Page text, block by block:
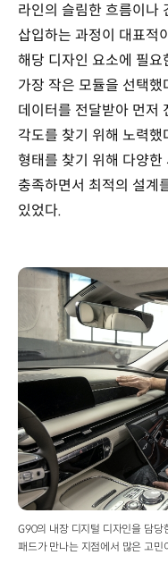
라인의 슬림한 흐름이나
삽입하는 과정이 대표적
해당 디자인 요소에 필
가장 작은 모듈을 선택했
데이터를 전달받아 먼저
각도를 찾기 위해 노력했
형태를 찾기 위해 다양
충족하면서 최적의 설계
있었다.
G90의 내장 디지털 디자인을 담당
패드가 만나는 지점에서 많은 고민